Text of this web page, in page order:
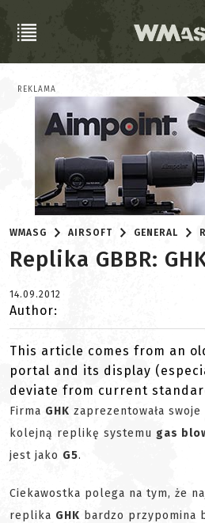
REKLAMA
WMASG AIRSOFT GENERAL
Replika GBBR:
14.09.2012
Author:
This article comes from an
portal and its display
deviate from current
Firma GHK zaprezentowała
kolejną replikę systemu gas
jest jako G5.
Ciekawostka polega na tym, że
replika GHK bardzo przypomina